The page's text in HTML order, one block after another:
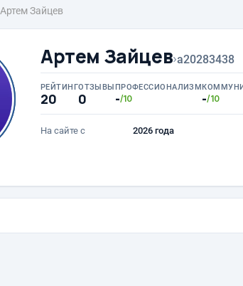
Артем Зайцев
Артем Зайцев›a20283438
РЕЙТИНГ
20
ОТЗЫВЫ
0
ПРОФЕССИОНАЛИЗМ
-/10 -/10
На сайте с 2026 года